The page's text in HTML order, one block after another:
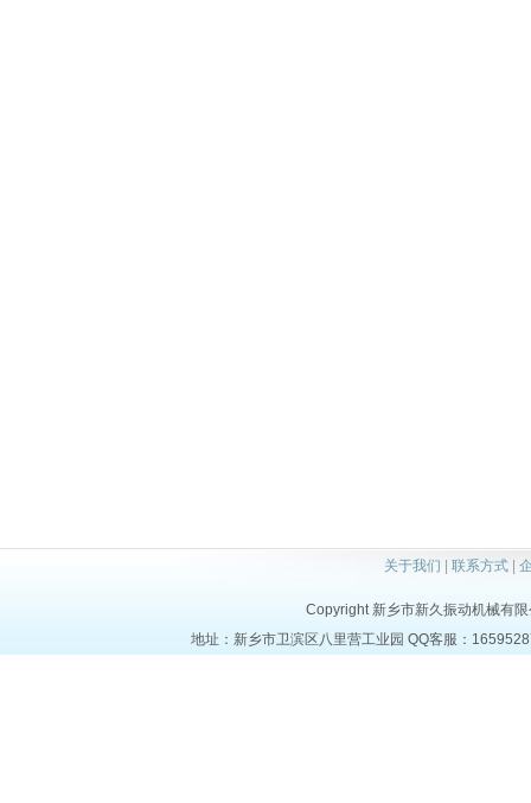
关于我们 | 联系方式|
Copyright 新乡市新久振动机械有
地址：新乡市卫滨区八里营工业园 QQ客服：